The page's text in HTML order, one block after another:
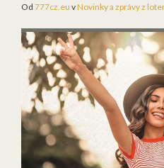
Od 777cz.eu vNovinky a zprávy z